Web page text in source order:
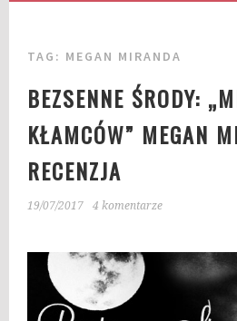
TAG: MEGAN MIRANDA
BEZSENNE ŚRODY:
KŁAMCÓW” MEGAN
RECENZJA
19/07/2017 4 komentarze